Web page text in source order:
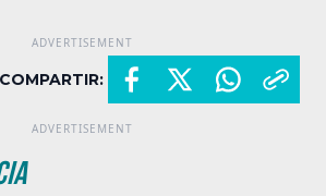
COMPARTIR: